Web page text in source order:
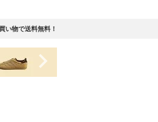
物で送料無料！
navigate_next